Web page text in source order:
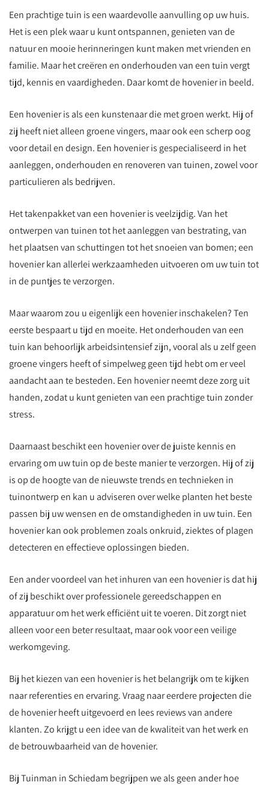
Een prachtige tuin is een waardevolle aanvulling op uw huis.
Het is een plek waar u kunt ontspannen, genieten van de
natuur en mooie herinneringen kunt maken met vrienden en
familie. Maar het creëren en onderhouden van een tuin vergt
tijd, kennis en vaardigheden. Daar komt de hovenier in beeld.
Een hovenier is als een kunstenaar die met groen werkt. Hij of
zij heeft niet alleen groene vingers, maar ook een scherp oog
voor detail en design. Een hovenier is gespecialiseerd in het
aanleggen, onderhouden en renoveren van tuinen, zowel voor
particulieren als bedrijven.
Het takenpakket van een hovenier is veelzijdig. Van het
ontwerpen van tuinen tot het aanleggen van bestrating, van
het plaatsen van schuttingen tot het snoeien van bomen; een
hovenier kan allerlei werkzaamheden uitvoeren om uw tuin tot
in de puntjes te verzorgen.
Maar waarom zou u eigenlijk een hovenier inschakelen? Ten
eerste bespaart u tijd en moeite. Het onderhouden van een
tuin kan behoorlijk arbeidsintensief zijn, vooral als u zelf geen
groene vingers heeft of simpelweg geen tijd hebt om er veel
aandacht aan te besteden. Een hovenier neemt deze zorg uit
handen, zodat u kunt genieten van een prachtige tuin zonder
stress.
Daarnaast beschikt een hovenier over de juiste kennis en
ervaring om uw tuin op de beste manier te verzorgen. Hij of zij
is op de hoogte van de nieuwste trends en technieken in
tuinontwerp en kan u adviseren over welke planten het beste
passen bij uw wensen en de omstandigheden in uw tuin. Een
hovenier kan ook problemen zoals onkruid, ziektes of plagen
detecteren en effectieve oplossingen bieden.
Een ander voordeel van het inhuren van een hovenier is dat hij
of zij beschikt over professionele gereedschappen en
apparatuur om het werk efficiënt uit te voeren. Dit zorgt niet
alleen voor een beter resultaat, maar ook voor een veilige
werkomgeving.
Bij het kiezen van een hovenier is het belangrijk om te kijken
naar referenties en ervaring. Vraag naar eerdere projecten die
de hovenier heeft uitgevoerd en lees reviews van andere
klanten. Zo krijgt u een idee van de kwaliteit van het werk en
de betrouwbaarheid van de hovenier.
Bij Tuinman in Schiedam begrijpen we als geen ander hoe